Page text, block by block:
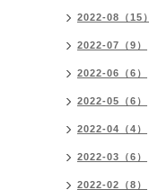
2022-08（15）
2022-07（9）
2022-06（6）
2022-05（6）
2022-04（4）
2022-03（6）
2022-02（8）